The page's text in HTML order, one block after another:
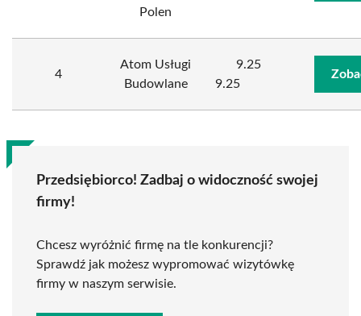
Polen
4
Atom Usługi
Budowlane
9.25
9.25
Przedsiębiorco! Zadbaj o widoczność swojej
firmy!
Chcesz wyróżnić firmę na tle konkurencji?
Sprawdź jak możesz wypromować wizytówkę
firmy w naszym serwisie.